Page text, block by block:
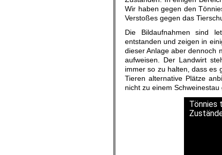
Wir haben gegen den
Verstoßes gegen das
Die Bildaufnahmen sind
entstanden und zeigen in
dieser Anlage aber dennoch
aufweisen. Der Landwirt
immer so zu halten, dass es
Tieren alternative Plätze
nicht zu einem
Tönnies